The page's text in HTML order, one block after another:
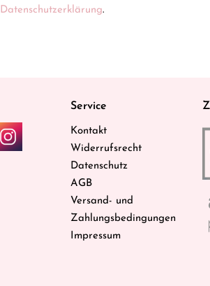
Datenschutzerklärung.
Service
Kontakt
Widerrufsrecht
Datenschutz
AGB
Versand- und
Zahlungsbedingungen
Impressum